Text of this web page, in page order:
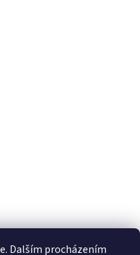
Dalším procházením